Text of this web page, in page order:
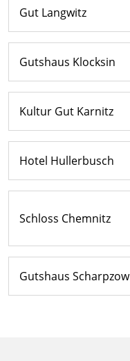
Gut Langwitz
Gutshaus Klocksin
Kultur Gut Karnitz
Hotel Hullerbusch
Schloss Chemnitz
Gutshaus Scharpzow